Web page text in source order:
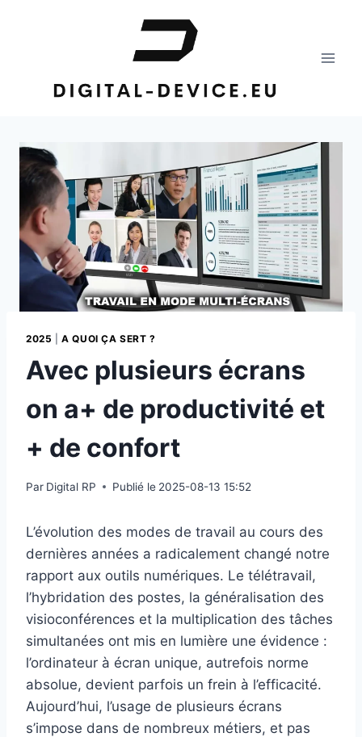
2025 |A QUOI ÇA SERT ?
Avec plusieurs écrans
on a+ de productivité et
+ de confort
Par Digital RP Publié le 2025-08-13 15:52
L’évolution des modes de travail au cours des
dernières années a radicalement changé notre
rapport aux outils numériques. Le télétravail,
l’hybridation des postes, la généralisation des
visioconférences et la multiplication des tâches
simultanées ont mis en lumière une évidence :
l’ordinateur à écran unique, autrefois norme
absolue, devient parfois un frein à l’efficacité.
Aujourd’hui, l’usage de plusieurs écrans
s’impose dans de nombreux métiers, et pas